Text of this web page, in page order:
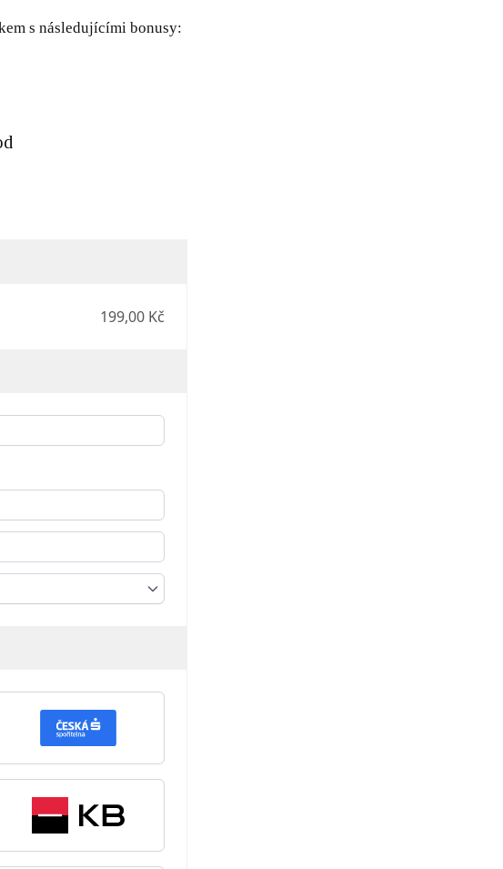
s následujícími bonusy:
199,00 Kč